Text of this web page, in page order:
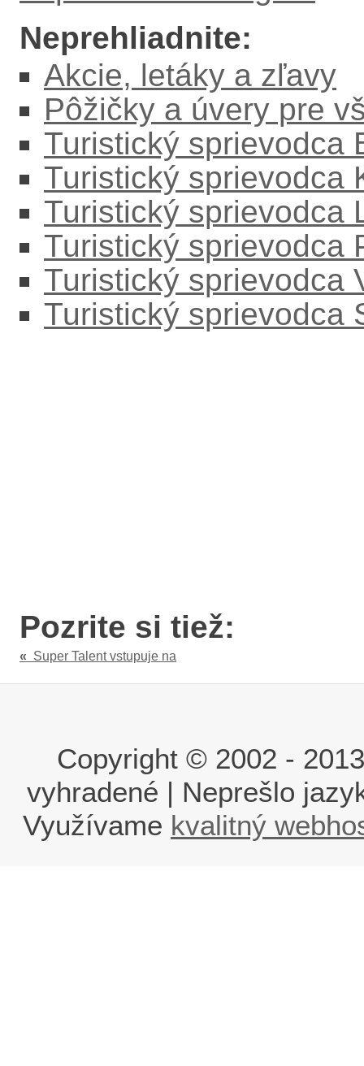
Neprehliadnite:
Akcie, letáky a zľavy
Pôžičky a úvery pre
Turistický sprievodca
Turistický sprievodca
Turistický sprievodca
Turistický sprievodca
Turistický sprievodca
Turistický sprievodca
Pozrite si tiež:
« Super Talent vstupuje na
Copyright © 2002 -
vyhradené | Neprešlo
Využívame kvalitný